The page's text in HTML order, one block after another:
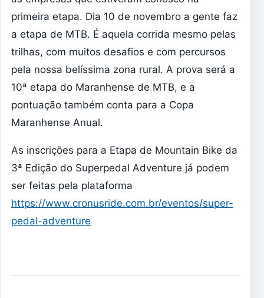
primeira etapa. Dia 10 de novembro a gente faz
a etapa de MTB. É aquela corrida mesmo pelas
trilhas, com muitos desafios e com percursos
pela nossa belíssima zona rural. A prova será a
10ª etapa do Maranhense de MTB, e a
pontuação também conta para a Copa
Maranhense Anual.
As inscrições para a Etapa de Mountain Bike da
3ª Edição do Superpedal Adventure já podem
ser feitas pela plataforma
https://www.cronusride.com.br/eventos/super-
pedal-adventure